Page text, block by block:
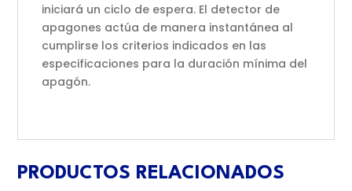
iniciará un ciclo de espera. El detector de
apagones actúa de manera instantánea al
cumplirse los criterios indicados en las
especificaciones para la duración mínima del
apagón.
PRODUCTOS RELACIONADOS